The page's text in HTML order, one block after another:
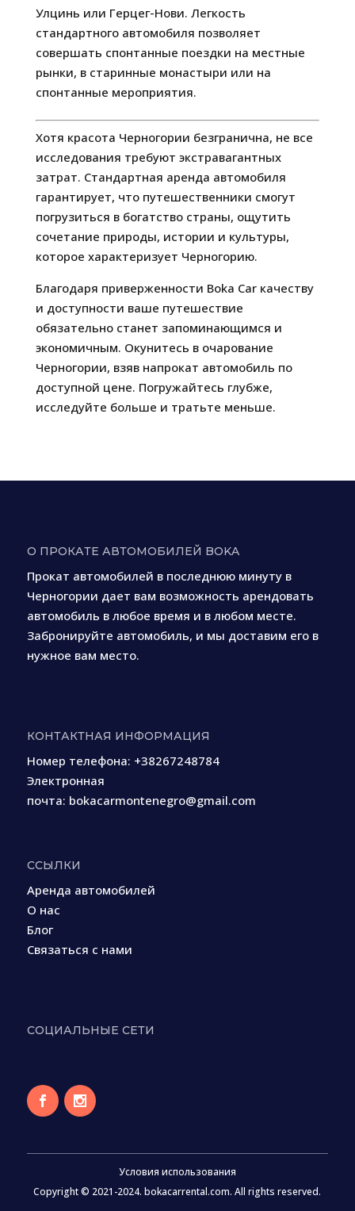
Улцинь или Герцег-Нови. Легкость
стандартного автомобиля позволяет
совершать спонтанные поездки на местные
рынки, в старинные монастыри или на
спонтанные мероприятия.
Хотя красота Черногории безгранична, не все
исследования требуют экстравагантных
затрат. Стандартная аренда автомобиля
гарантирует, что путешественники смогут
погрузиться в богатство страны, ощутить
сочетание природы, истории и культуры,
которое характеризует Черногорию.
Благодаря приверженности Boka Car качеству
и доступности ваше путешествие
обязательно станет запоминающимся и
экономичным. Окунитесь в очарование
Черногории, взяв напрокат автомобиль по
доступной цене. Погружайтесь глубже,
исследуйте больше и тратьте меньше.
О ПРОКАТЕ АВТОМОБИЛЕЙ BOKA
Прокат автомобилей в последнюю минуту в
Черногории дает вам возможность арендовать
автомобиль в любое время и в любом месте.
Забронируйте автомобиль, и мы доставим его в
нужное вам место.
КОНТАКТНАЯ ИНФОРМАЦИЯ
Номер телефона: +38267248784
Электронная
почта: bokacarmontenegro@gmail.com
ССЫЛКИ
Аренда автомобилей
О нас
Блог
Связаться с нами
СОЦИАЛЬНЫЕ СЕТИ
Условия использования
Copyright © 2021-2024. bokacarrental.com. All rights reserved.